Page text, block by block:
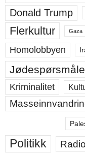
Donald Trump
Flerkultur Gaza
Homolobbyen
Kriminalitet
Politikk Radio